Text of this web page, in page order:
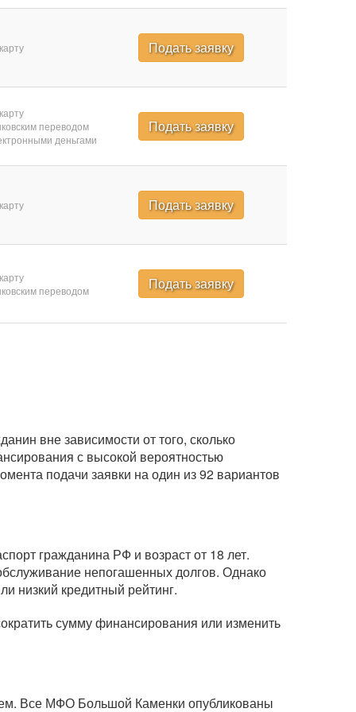
Подать заявку
переводом
деньгами
Подать заявку
Подать заявку
переводом
Подать заявку
вне зависимости от того, сколько
с высокой вероятностью
подачи заявки на один из 92 вариантов
гражданина РФ и возраст от 18 лет.
непогашенных долгов. Однако
низкий кредитный рейтинг.
сумму финансирования или изменить
Все МФО Большой Каменки опубликованы